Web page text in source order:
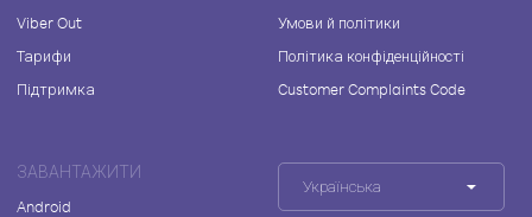
Viber Out
Тарифи
Підтримка
Умови й політики
Політика конфіденційності
Customer Complaints Code
ЗАВАНТАЖИТИ
Android
Українська